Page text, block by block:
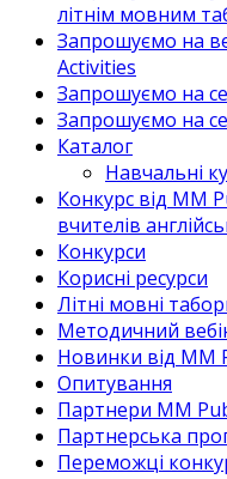
літнім мовним
Запрошуємо на
Activities
Запрошуємо на
Запрошуємо на
Каталог
Навчальні
Конкурс від MM
вчителів
Конкурси
Корисні ресурси
Літні мовні
Методичний
Новинки від MM
Опитування
Партнери MM
Партнерська
Переможці